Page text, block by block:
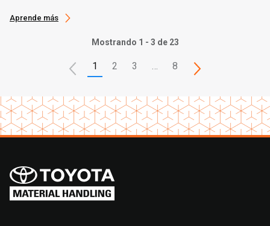
Aprende más
Mostrando 1 - 3 de 23
1 2 3 … 8